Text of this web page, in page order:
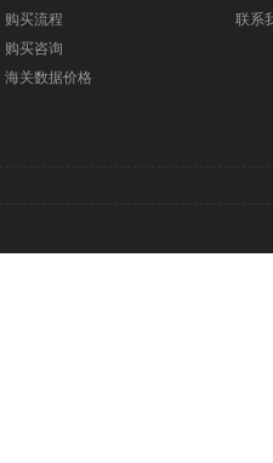
购买流程
购买咨询
海关数据价格
联系